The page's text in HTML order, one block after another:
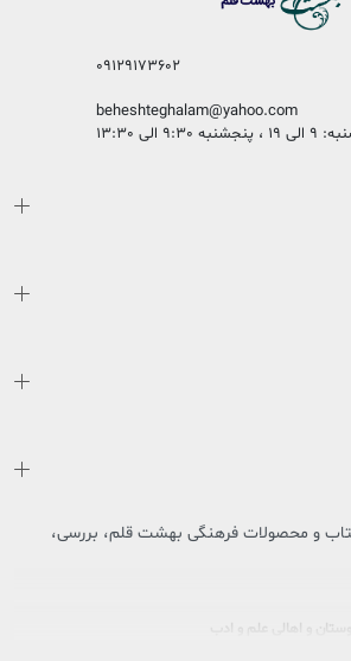
09129173602
beheshteghalam@yahoo.com
الی 13:30
کتاب و محصولات فرهنگی بهشت قلم، بررسی،
و اهالی علم و ادب